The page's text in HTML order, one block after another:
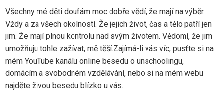
Všechny mé děti doufám moc dobře vědí, že mají na výběr.
Vždy a za všech okolností. Že jejich život, čas a tělo patří jen
jim. Že mají plnou kontrolu nad svým životem. Vědomí, že jim
umožňuju tohle zažívat, mě těší.Zajímá-li vás víc, pusťte si na
mém YouTube kanálu online besedu o unschoolingu,
domácím a svobodném vzdělávání, nebo si na mém webu
najděte živou besedu blízko u vás.